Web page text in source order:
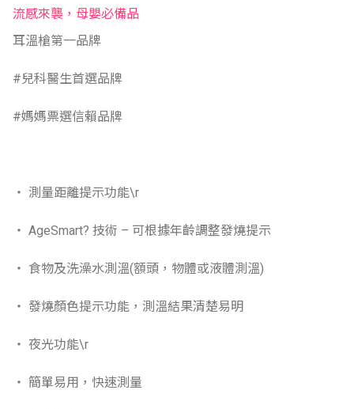
流感來襲，母嬰必備品
耳溫槍第一品牌
#兒科醫生首選品牌
#媽媽票選信賴品牌
‧ 測量距離提示功能\r
‧ AgeSmart? 技術 – 可根據年齡調整發燒提示
‧ 食物及洗澡水測溫(額頭，物體或液體測溫)
‧ 發燒顏色提示功能，測溫結果清楚易明
‧ 夜光功能\r
‧ 簡單易用，快速測量